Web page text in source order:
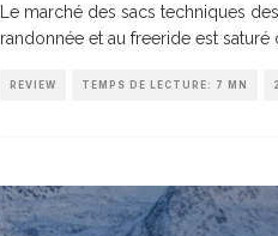
Le marché des sacs techniques
randonnée et au freeride est
REVIEW TEMPS DE LECTURE: 7 MN